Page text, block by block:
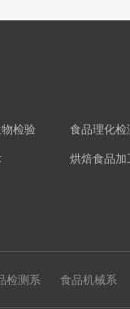
检验 食品理化检
烘焙食品加
检测系 食品机械系